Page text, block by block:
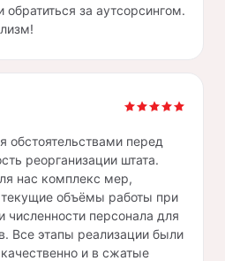
за аутсорсингом.
обстоятельствами перед
реорганизации штата.
нас комплекс мер,
объёмы работы при
персонала для
Все этапы реализации были
и в сжатые